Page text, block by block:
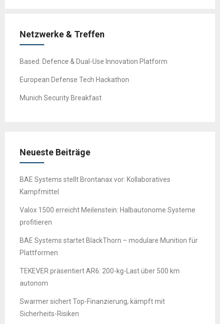
Netzwerke & Treffen
Based: Defence & Dual-Use Innovation Platform
European Defense Tech Hackathon
Munich Security Breakfast
Neueste Beiträge
BAE Systems stellt Brontanax vor: Kollaboratives
Kampfmittel
Valox 1500 erreicht Meilenstein: Halbautonome Systeme
profitieren
BAE Systems startet BlackThorn – modulare Munition für
Plattformen
TEKEVER präsentiert AR6: 200-kg-Last über 500 km
autonom
Swarmer sichert Top-Finanzierung, kämpft mit
Sicherheits-Risiken